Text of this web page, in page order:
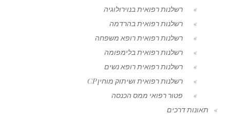
רשלנות רפואית בנוירולוגיה
רשלנות רפואית בהרדמה
רשלנות רפואית רופא משפחה
רשלנות רפואית בלימפומה
רשלנות רפואית רופא נשים
רשלנות רפואית ושיתוק מוחין CP
פטור רפואי ממס הכנסה
תאונות דרכים